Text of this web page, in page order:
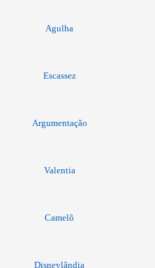
Agulha
Escassez
Argumentação
Valentia
Camelô
Disneylândia